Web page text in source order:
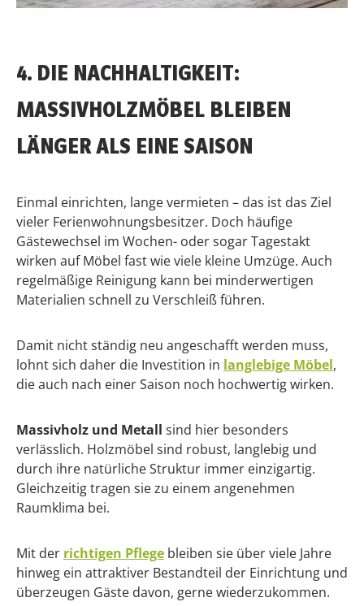
4. DIE NACHHALTIGKEIT:
MASSIVHOLZMÖBEL BLEIBEN
LÄNGER ALS EINE SAISON
Einmal einrichten, lange vermieten – das ist das Ziel
vieler Ferienwohnungsbesitzer. Doch häufige
Gästewechsel im Wochen- oder sogar Tagestakt
wirken auf Möbel fast wie viele kleine Umzüge. Auch
regelmäßige Reinigung kann bei minderwertigen
Materialien schnell zu Verschleiß führen.
Damit nicht ständig neu angeschafft werden muss,
lohnt sich daher die Investition in langlebige Möbel,
die auch nach einer Saison noch hochwertig wirken.
Massivholz und Metall sind hier besonders
verlässlich. Holzmöbel sind robust, langlebig und
durch ihre natürliche Struktur immer einzigartig.
Gleichzeitig tragen sie zu einem angenehmen
Raumklima bei.
Mit der richtigen Pflege bleiben sie über viele Jahre
hinweg ein attraktiver Bestandteil der Einrichtung und
überzeugen Gäste davon, gerne wiederzukommen.